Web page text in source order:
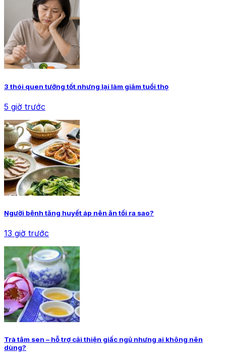
3 thói quen tưởng tốt nhưng lại làm giảm tuổi thọ
5 giờ trước
Người bệnh tăng huyết áp nên ăn tối ra sao?
13 giờ trước
Trà tâm sen – hỗ trợ cải thiện giấc ngủ nhưng ai không nên
dùng?